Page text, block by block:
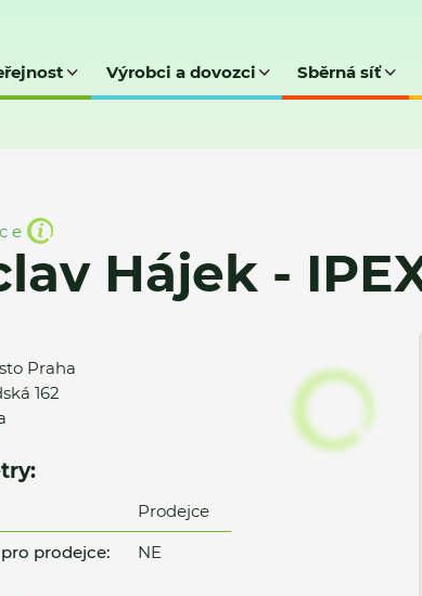
Výrobci a dovozci Sběrná síť
Hájek -
Praha
162
Prodejce
prodejce:
NE